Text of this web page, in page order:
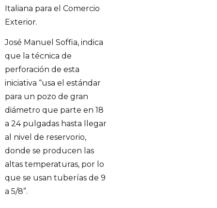
Italiana para el Comercio
Exterior.
José Manuel Soffia, indica
que la técnica de
perforación de esta
iniciativa “usa el estándar
para un pozo de gran
diámetro que parte en 18
a 24 pulgadas hasta llegar
al nivel de reservorio,
donde se producen las
altas temperaturas, por lo
que se usan tuberías de 9
a 5/8”.